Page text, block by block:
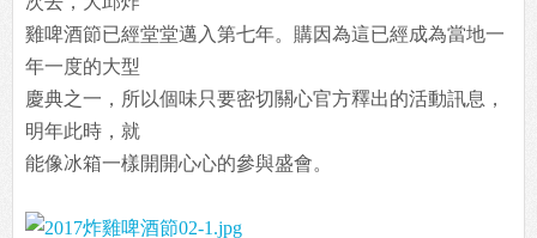
雞啤酒節已經堂堂邁入第七年。購因為這已經成為當地一
年一度的大型
慶典之一，所以個味只要密切關心官方釋出的活動訊息，
明年此時，就
能像冰箱一樣開開心心的參與盛會。